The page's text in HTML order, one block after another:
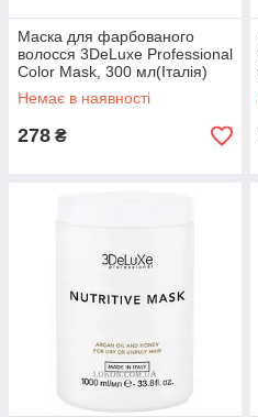
Маска для фарбованого
волосся 3DeLuxe Professional
Color Mask, 300 мл(Італія)
Немає в наявності
278 ₴